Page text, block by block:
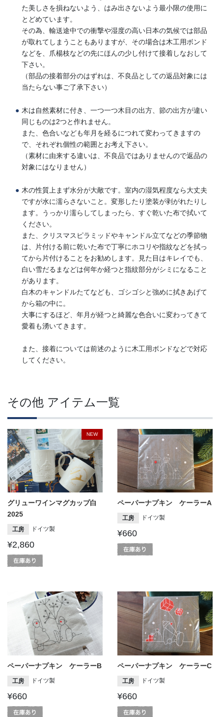
た美しさを損ねないよう、はみ出さないよう最小限の使用に
とどめています。
その為、輸送途中での衝撃や湿度の高い日本の気候では部品
が取れてしまうこともありますが、その場合は木工用ボンド
などを、爪楊枝などの先にほんの少し付けて接着しなおして
下さい。
（部品の接着部分のはずれは、不良品としての返品対象には
当たらない事ご了承下さい）
木は自然素材に付き、一つ一つ木目の出方、節の出方が違い
同じものは2つと作れません。
また、色合いなども年月を経るにつれて変わってきますの
で、それぞれ個性の範囲とお考え下さい。
（素材に由来する違いは、不良品ではありませんので返品の
対象にはなりません）
木の性質上まず水分が大敵です。室内の湿気程度なら大丈夫
ですが水に濡らさないこと。変形したり塗装が剥がれたりし
ます。うっかり濡らしてしまったら、すぐ乾いた布で拭いて
ください。
また、クリスマスピラミッドやキャンドル立てなどの季節物
は、片付ける前に乾いた布で丁寧にホコリや指紋などを拭っ
てから片付けることをお勧めします。見た目はキレイでも、
白い雪だるまなどは何年か経つと指紋部分がシミになること
があります。
白木のキャンドルたてなども、ゴシゴシと強めに拭きあげて
から箱の中に。
大事にするほど、年月が経つと綺麗な色合いに変わってきて
愛着も湧いてきます。
また、接着については前述のように木工用ボンドなどで対応
してください。
その他 アイテム一覧
NEW
グリューワインマグカップ白
2025
工房 ドイツ製
¥2,860
ペーパーナプキン ケーラーA
工房 ドイツ製
¥660
ペーパーナプキン ケーラーB
工房 ドイツ製
¥660
ペーパーナプキン ケーラーC
工房 ドイツ製
¥660